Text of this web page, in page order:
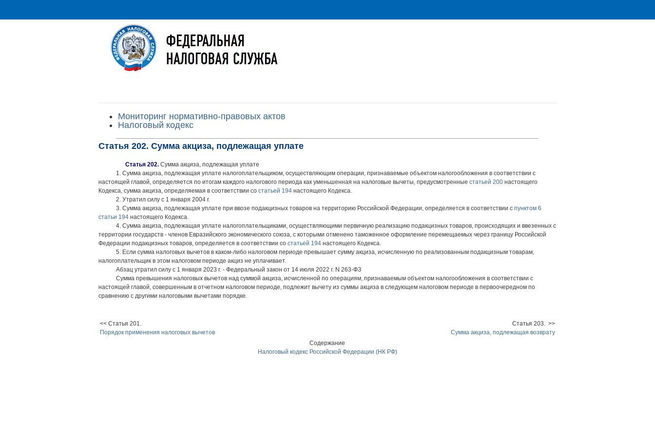
Мониторинг нормативно-правовых актов
Налоговый кодекс
Статья 202. Сумма акциза, подлежащая уплате
Статья 202. Сумма акциза, подлежащая уплате
1. Сумма акциза, подлежащая уплате налогоплательщиком, осуществляющим операции, признаваемые объектом налогообложения в соответствии с
настоящей главой, определяется по итогам каждого налогового периода как уменьшенная на налоговые вычеты, предусмотренные статьей 200 настоящего
Кодекса, сумма акциза, определяемая в соответствии со статьей 194 настоящего Кодекса.
2. Утратил силу с 1 января 2004 г.
3. Сумма акциза, подлежащая уплате при ввозе подакцизных товаров на территорию Российской Федерации, определяется в соответствии с пунктом 6
статьи 194 настоящего Кодекса.
4. Сумма акциза, подлежащая уплате налогоплательщиками, осуществляющими первичную реализацию подакцизных товаров, происходящих и ввезенных с
территории государств - членов Евразийского экономического союза, с которыми отменено таможенное оформление перемещаемых через границу Российской
Федерации подакцизных товаров, определяется в соответствии со статьей 194 настоящего Кодекса.
5. Если сумма налоговых вычетов в каком-либо налоговом периоде превышает сумму акциза, исчисленную по реализованным подакцизным товарам,
налогоплательщик в этом налоговом периоде акциз не уплачивает.
Абзац утратил силу с 1 января 2023 г. - Федеральный закон от 14 июля 2022 г. N 263-ФЗ
Сумма превышения налоговых вычетов над суммой акциза, исчисленной по операциям, признаваемым объектом налогообложения в соответствии с
настоящей главой, совершенным в отчетном налоговом периоде, подлежит вычету из суммы акциза в следующем налоговом периоде в первоочередном по
сравнению с другими налоговыми вычетами порядке.
<< Статья 201.
Порядок применения налоговых вычетов
Статья 203. >>
Сумма акциза, подлежащая возврату
Содержание
Налоговый кодекс Российской Федерации (НК РФ)